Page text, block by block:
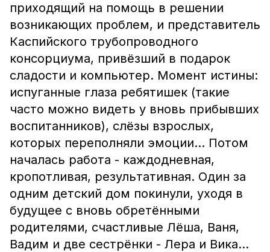
приходящий на помощь в решении
возникающих проблем, и представитель
Каспийского трубопроводного
консорциума, привёзший в подарок
сладости и компьютер. Момент истины:
испуганные глаза ребятишек (такие
часто можно видеть у вновь прибывших
воспитанников), слёзы взрослых,
которых переполняли эмоции… Потом
началась работа - каждодневная,
кропотливая, результативная. Один за
одним детский дом покинули, уходя в
будущее с вновь обретёнными
родителями, счастливые Лёша, Ваня,
Вадим и две сестрёнки - Лера и Вика...